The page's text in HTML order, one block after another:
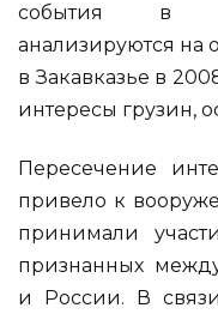
события в
анализируются на
в Закавказье в
интересы грузин,
Пересечение
привело к
принимали
признанных
и России. В